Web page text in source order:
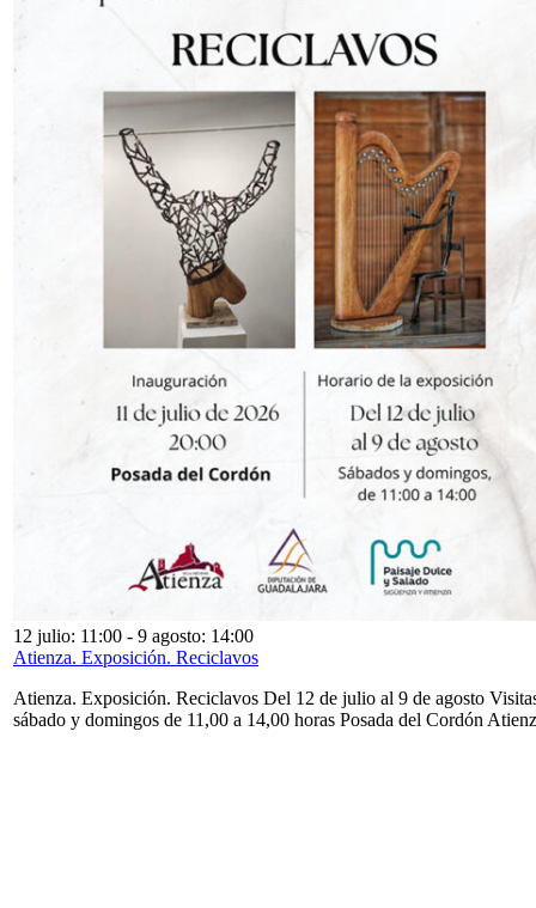
12 julio: 11:00 - 9 agosto: 14:00
Atienza. Exposición. Reciclavos
Atienza. Exposición. Reciclavos Del 12 de julio al 9 de agosto
sábado y domingos de 11,00 a 14,00 horas Posada del Cordón